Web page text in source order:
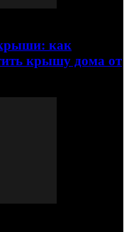
как
крышу дома от